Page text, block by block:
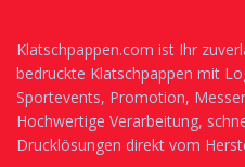
Klatschpappen.com ist Ihr
bedruckte Klatschpappen mit
Sportevents, Promotion,
Hochwertige Verarbeitung,
Drucklösungen direkt vom